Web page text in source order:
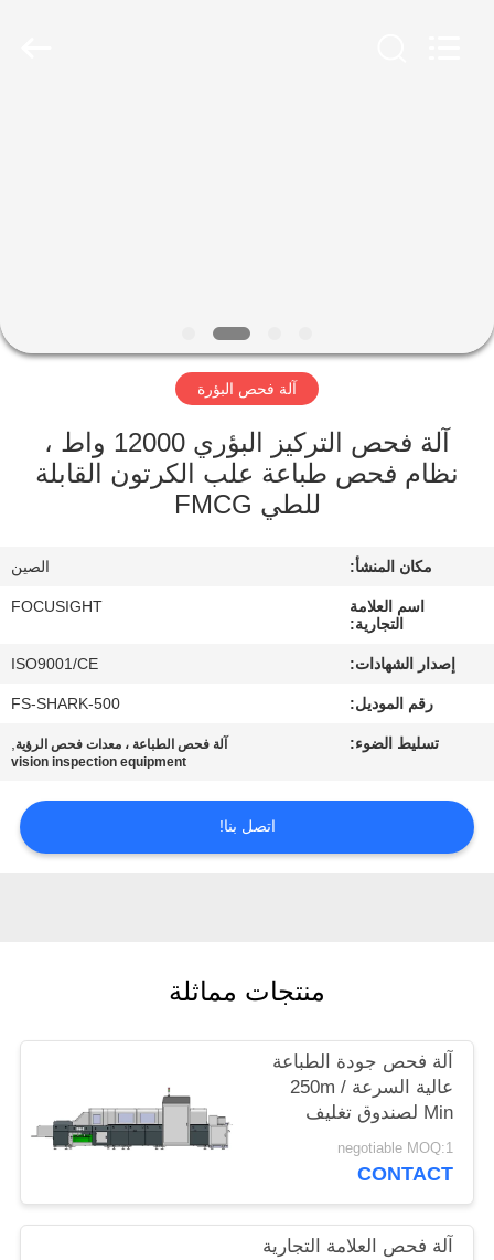
جولة
المعمل
الجودة
اطلب
اقتباس
POLICY
آلة فحص البؤرة
آلة فحص التركيز البؤري 12000 واط ،
نظام فحص طباعة علب الكرتون القابلة
للطي FMCG
مكان المنشأ: الصين
اسم العلامة
التجارية:
FOCUSIGHT
إصدار الشهادات: ISO9001/CE
رقم الموديل: FS-SHARK-500
تسليط الضوء: آلة فحص الطباعة ، معدات فحص الرؤية,
vision inspection equipment
اتصل بنا!
منتجات مماثلة
آلة فحص جودة الطباعة
عالية السرعة 250m /
Min لصندوق تغليف
الويسكي
negotiable MOQ:1
CONTACT
آلة فحص العلامة التجارية